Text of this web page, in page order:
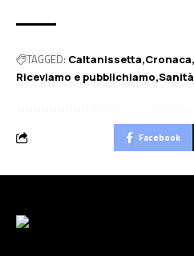
TAGGED: Caltanissetta Cronaca
Riceviamo e pubblichiamo Sanità
Facebook